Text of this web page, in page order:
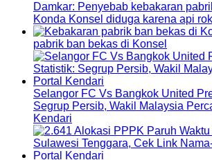
Damkar: Penyebab kebakaran
Konda Konsel diduga karena api
pabrik ban bekas di Konsel
Selangor FC Vs Bangkok United
Segrup Persib, Wakil Malaysia
Kendari